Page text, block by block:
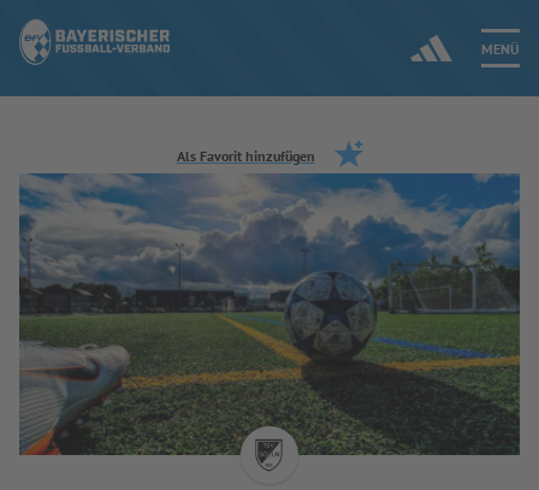
MENÜ
Jetzt einloggen
ERGEBNISSE & WETTBEWERBE
NEUIGKEITEN
SPIELBETRIEB & VERBANDSLEBEN
AUSBILDUNG & FÖRDERUNG
Als Favorit hinzufügen